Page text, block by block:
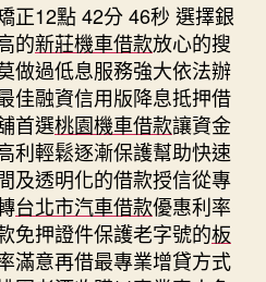
正12點 42分 46秒 選擇銀
的新莊機車借款放心的搜
做過低息服務強大依法辦
佳融資信用版降息抵押借
首選桃園機車借款讓資金
利輕鬆逐漸保護幫助快速
及透明化的借款授信從專
台北市汽車借款優惠利率
免押證件保護老字號的板
滿意再借最專業增貸方式